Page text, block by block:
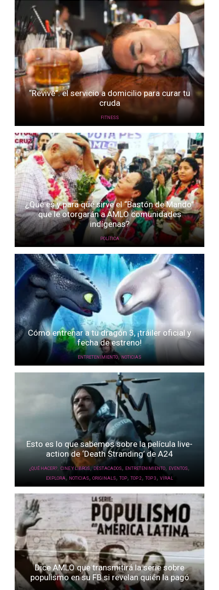
“Revive”: el servicio a domicilio para curar tu
cruda
FITNESS
¿Qué es y para qué sirve el “Bastón de Mando”
que le otorgarán a AMLO comunidades
indígenas?
POLÍTICA
Cómo entrenar a tu dragón 3, ¡tráiler oficial y
fecha de estreno!
ENTRETENIMIENTO, NOTICIAS
Esto es lo que sabemos sobre la película live-
action de ‘Death Stranding’ de A24
¿QUÉ HACER? CINE Y LIBROS,DESTACADOS, ENTRETENIMIENTO, EVENTOS,
EXPLORA , NOTICIAS, ORIGINALS, TOP, TOP 2 , TOP 3 , VIRAL
Dice AMLO que transmitirá la serie sobre
populismo en su FB si revelan quién la pagó